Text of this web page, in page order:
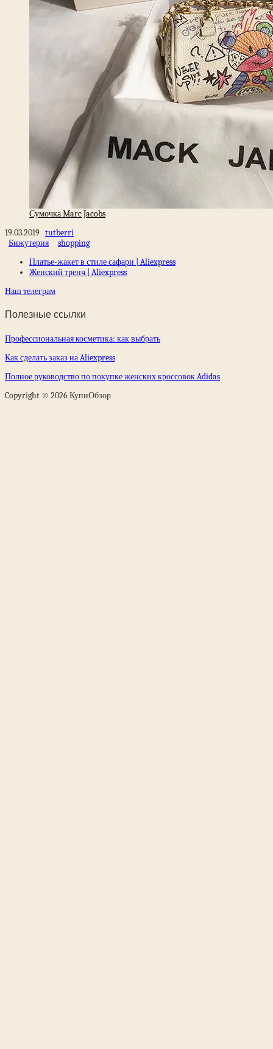
Сумочка Marc Jacobs
19.03.2019 tutberri
Бижутерия
shopping
Платье-жакет в стиле сафари | Aliexpress
Женский тренч | Aliexpress
Наш телеграм
Полезные ссылки
Профессиональная косметика: как выбрать
Как сделать заказ на Aliexpress
Полное руководство по покупке женских кроссовок Adidas
Copyright © 2026 КупиОбзор